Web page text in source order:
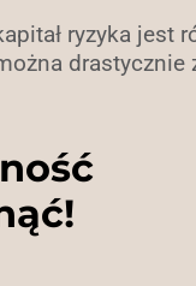
ryzyka jest
drastycznie